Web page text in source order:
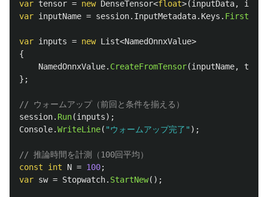
var tensor = new DenseTensor<float>(inputData,
var inputName = session. InputMetadata. Keys . First
var inputs = new List<NamedOnnxValue>
{
NamedOnnxValue. CreateFromTensor(inputName,
};
// ウォームアップ（前回と条件を揃える）
session. Run(inputs);
Console.WriteLine( "ウォームアップ完了" );
// 推論時間を計測（100回平均）
const
int N = 100;
var sw = Stopwatch. StartNew();